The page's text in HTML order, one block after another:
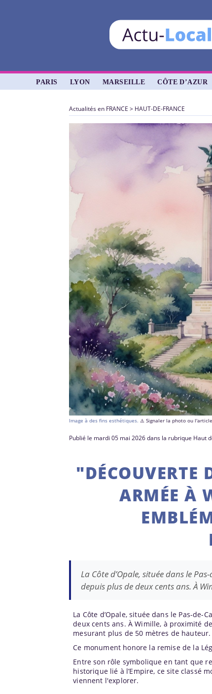
PARIS LYON MARSEILLE CÔTE D’AZUR
Actualités en FRANCE > HAUT-DE-FRANCE
Image à des fins esthétiques.⚠️ Signaler la photo ou
Publié le mardi 05 mai 2026 dans la rubrique Haut
"DÉCOUVERTE
ARMÉE À
La Côte d’Opale, située dans le
depuis plus de deux cents ans. À
La Côte d’Opale, située dans le Pas-
deux cents ans. À Wimille, à proximité
mesurant plus de 50 mètres de hauteur.
Ce monument honore la remise de la
Entre son rôle symbolique en tant que
historique lié à l’Empire, ce site classé
viennent l'explorer.